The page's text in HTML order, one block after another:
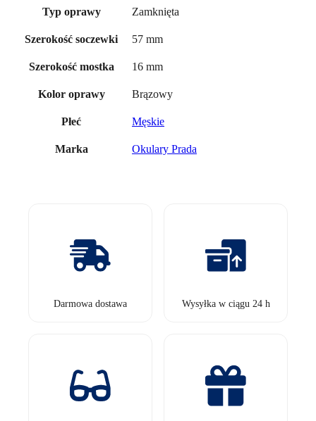
Typ oprawy Zamknięta
Szerokość soczewki 57 mm
Szerokość mostka 16 mm
Kolor oprawy Brązowy
Płeć Męskie
Marka Okulary Prada
Darmowa dostawa Wysyłka w ciągu 24 h